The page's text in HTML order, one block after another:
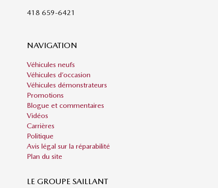
418 659-6421
NAVIGATION
Véhicules neufs
Véhicules d’occasion
Véhicules démonstrateurs
Promotions
Blogue et commentaires
Vidéos
Carrières
Politique
Avis légal sur la réparabilité
Plan du site
LE GROUPE SAILLANT